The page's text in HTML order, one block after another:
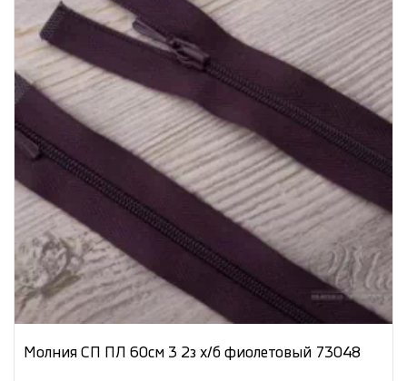
Молния СП ПЛ 60см 3 2з х/б фиолетовый 73048